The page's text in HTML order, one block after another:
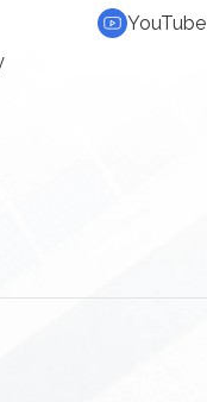
YouTube